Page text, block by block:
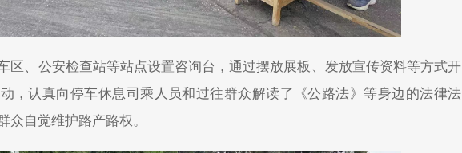
区、公安检查站等站点设置咨询台，通过摆放展板、发放宣传资料等方式开
，认真向停车休息司乘人员和过往群众解读了《公路法》等身边的法律法
众自觉维护路产路权。